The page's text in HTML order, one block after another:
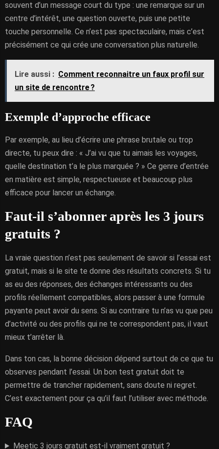
souvent d’un message court du type : une remarque sur un
centre d’intérêt, une question ouverte, puis une petite
touche personnelle. Ce n’est pas spectaculaire, mais c’est
précisément ce qui crée une conversation plus naturelle.
Lire aussi : Comment reconnaitre un faux profil sur
un site de rencontre ?
Exemple d’approche efficace
Par exemple, au lieu d’écrire une phrase brutale ou trop
directe, tu peux dire : « J’ai vu que tu aimais les voyages,
quelle destination t’a le plus marquée ? » Ce genre d’entrée
en matière est simple, respectueuse et beaucoup plus
efficace pour lancer un échange.
Faut-il s’abonner après les 3 jours
gratuits ?
La vraie question n’est pas seulement de savoir si l’essai est
gratuit, mais si le site te donne des résultats concrets. Si tu
as eu des réponses, des échanges intéressants ou des
profils réellement compatibles, alors passer à une formule
payante peut avoir du sens. Si au contraire tu n’as vu que peu
d’activité ou des profils qui ne te correspondent pas, il vaut
mieux t’arrêter là.
Dans ton cas, la bonne décision dépend surtout de ce que tu
observes pendant l’essai. Un bon test gratuit doit te
permettre de trancher rapidement, sans doute ni regret.
C’est exactement pour ça qu’il faut l’utiliser avec méthode.
FAQ
Meetic 3 jours gratuit est-il vraiment gratuit ?